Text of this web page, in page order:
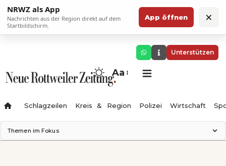
NRWZ als App
Nachrichten aus der Region direkt auf dem
Startbildschirm.
App öffnen ×
Unterstützen
Aa
Schlagzeilen Kreis & Region Polizei Wirtschaft
Themen im Fokus